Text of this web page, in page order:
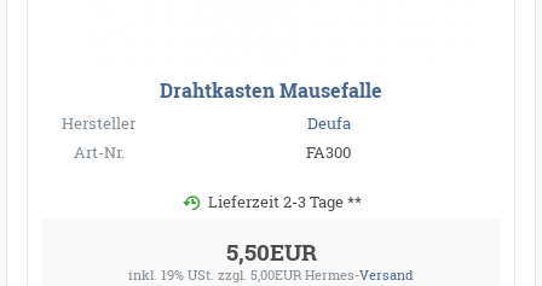
Drahtkasten Mausefalle
Hersteller
Deufa
Art-Nr.
FA300
Lieferzeit 2-3 Tage **
5,50EUR
inkl. 19% USt. zzgl. 5,00EUR Hermes-Versand